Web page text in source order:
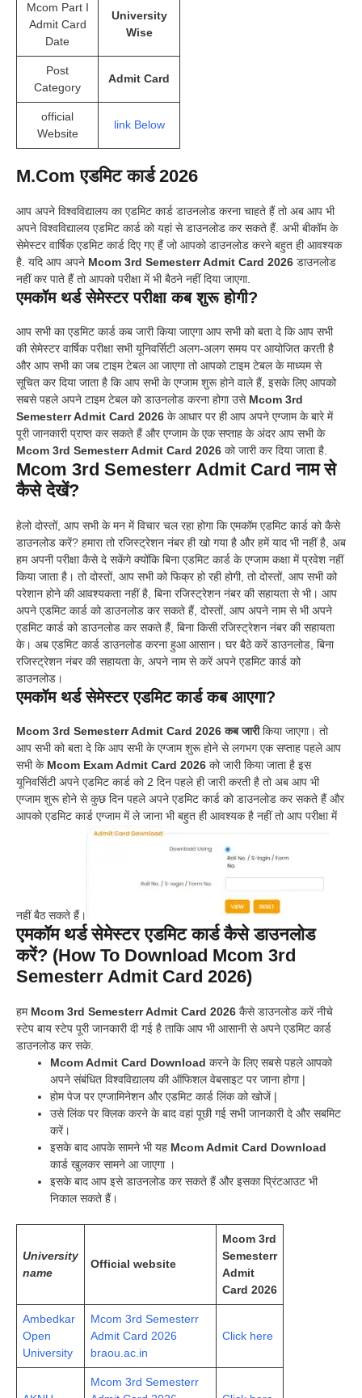
Mcom Part I
Admit Card
Date
University
Wise
Post
Category
Admit Card
official
Website
link Below
M.Com एडमिट कार्ड 2026
आप अपने विश्वविद्यालय का एडमिट कार्ड डाउनलोड करना चाहते हैं तो अब आप भी
अपने विश्वविद्यालय एडमिट कार्ड को यहां से डाउनलोड कर सकते हैं. अभी बीकॉम के
सेमेस्टर वार्षिक एडमिट कार्ड दिए गए हैं जो आपको डाउनलोड करने बहुत ही आवश्यक
है. यदि आप अपने Mcom 3rd Semesterr Admit Card 2026 डाउनलोड
नहीं कर पाते हैं तो आपको परीक्षा में भी बैठने नहीं दिया जाएगा.
एमकॉम थर्ड सेमेस्टर परीक्षा कब शुरू होगी?
आप सभी का एडमिट कार्ड कब जारी किया जाएगा आप सभी को बता दे कि आप सभी
की सेमेस्टर वार्षिक परीक्षा सभी यूनिवर्सिटी अलग-अलग समय पर आयोजित करती है
और आप सभी का जब टाइम टेबल आ जाएगा तो आपको टाइम टेबल के माध्यम से
सूचित कर दिया जाता है कि आप सभी के एग्जाम शुरू होने वाले हैं, इसके लिए आपको
सबसे पहले अपने टाइम टेबल को डाउनलोड करना होगा उसे Mcom 3rd
Semesterr Admit Card 2026 के आधार पर ही आप अपने एग्जाम के बारे में
पूरी जानकारी प्राप्त कर सकते हैं और एग्जाम के एक सप्ताह के अंदर आप सभी के
Mcom 3rd Semesterr Admit Card 2026 को जारी कर दिया जाता है.
Mcom 3rd Semesterr Admit Card नाम से
कैसे देखें?
हेलो दोस्तों, आप सभी के मन में विचार चल रहा होगा कि एमकॉम एडमिट कार्ड को कैसे
डाउनलोड करें? हमारा तो रजिस्ट्रेशन नंबर ही खो गया है और हमें याद भी नहीं है, अब
हम अपनी परीक्षा कैसे दे सकेंगे क्योंकि बिना एडमिट कार्ड के एग्जाम कक्षा में प्रवेश नहीं
किया जाता है। तो दोस्तों, आप सभी को फिक्र हो रही होगी, तो दोस्तों, आप सभी को
परेशान होने की आवश्यकता नहीं है, बिना रजिस्ट्रेशन नंबर की सहायता से भी। आप
अपने एडमिट कार्ड को डाउनलोड कर सकते हैं, दोस्तों, आप अपने नाम से भी अपने
एडमिट कार्ड को डाउनलोड कर सकते हैं, बिना किसी रजिस्ट्रेशन नंबर की सहायता
के। अब एडमिट कार्ड डाउनलोड करना हुआ आसान। घर बैठे करें डाउनलोड, बिना
रजिस्ट्रेशन नंबर की सहायता के, अपने नाम से करें अपने एडमिट कार्ड को
डाउनलोड।
एमकॉम थर्ड सेमेस्टर एडमिट कार्ड कब आएगा?
Mcom 3rd Semesterr Admit Card 2026 कब जारीकिया जाएगा। तो
आप सभी को बता दे कि आप सभी के एग्जाम शुरू होने से लगभग एक सप्ताह पहले आप
सभी के Mcom Exam Admit Card 2026 को जारी किया जाता है इस
यूनिवर्सिटी अपने एडमिट कार्ड को 2 दिन पहले ही जारी करती है तो अब आप भी
एग्जाम शुरू होने से कुछ दिन पहले अपने एडमिट कार्ड को डाउनलोड कर सकते हैं और
आपको एडमिट कार्ड एग्जाम में ले जाना भी बहुत ही आवश्यक है नहीं तो आप परीक्षा में
नहीं बैठ सकते हैं।
एमकॉम थर्ड सेमेस्टर एडमिट कार्ड कैसे डाउनलोड
करें? (How To Download Mcom 3rd
Semesterr Admit Card 2026)
हम Mcom 3rd Semesterr Admit Card 2026 कैसे डाउनलोड करें नीचे
स्टेप बाय स्टेप पूरी जानकारी दी गई है ताकि आप भी आसानी से अपने एडमिट कार्ड
डाउनलोड कर सके.
Mcom Admit Card Download करने के लिए सबसे पहले आपको
अपने संबंधित विश्वविद्यालय की ऑफिशल वेबसाइट पर जाना होगा |
होम पेज पर एग्जामिनेशन और एडमिट कार्ड लिंक को खोजें |
उसे लिंक पर क्लिक करने के बाद वहां पूछी गई सभी जानकारी दे और सबमिट
करें।
इसके बाद आपके सामने भी यह Mcom Admit Card Download
कार्ड खुलकर सामने आ जाएगा ।
इसके बाद आप इसे डाउनलोड कर सकते हैं और इसका प्रिंटआउट भी
निकाल सकते हैं।
University
name
Official website
Mcom 3rd
Semesterr
Admit
Card 2026
Ambedkar
Open
University
Mcom 3rd Semesterr
Admit Card 2026
braou.ac.in
Click here
Mcom 3rd Semesterr